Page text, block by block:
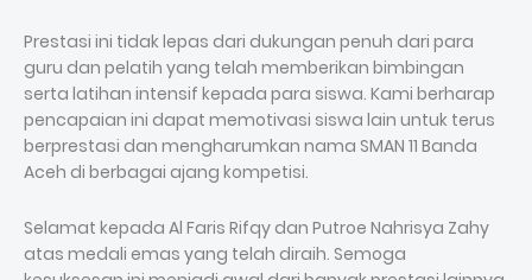
Prestasi ini tidak lepas dari dukungan penuh dari para
guru dan pelatih yang telah memberikan bimbingan
serta latihan intensif kepada para siswa. Kami berharap
pencapaian ini dapat memotivasi siswa lain untuk terus
berprestasi dan mengharumkan nama SMAN 11 Banda
Aceh di berbagai ajang kompetisi.
Selamat kepada Al Faris Rifqy dan Putroe Nahrisya Zahy
atas medali emas yang telah diraih. Semoga